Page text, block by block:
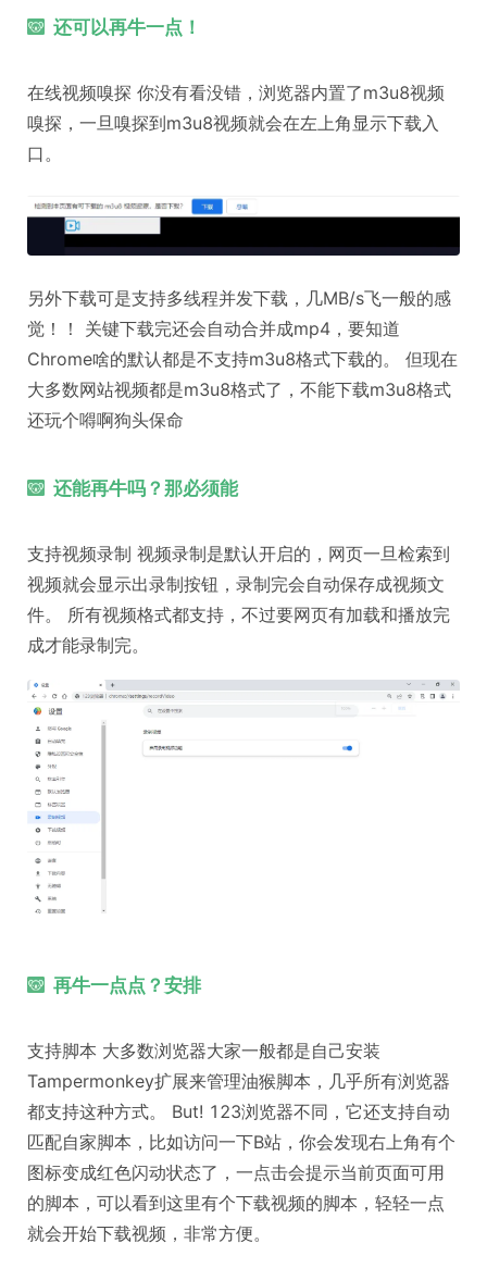
还可以再牛一点！
在线视频嗅探 你没有看没错，浏览器内置了m3u8视频
嗅探，一旦嗅探到m3u8视频就会在左上角显示下载入
口。
另外下载可是支持多线程并发下载，几MB/s飞一般的感
觉！！ 关键下载完还会自动合并成mp4，要知道
Chrome啥的默认都是不支持m3u8格式下载的。 但现在
大多数网站视频都是m3u8格式了，不能下载m3u8格式
还玩个嘚啊狗头保命
还能再牛吗？那必须能
支持视频录制 视频录制是默认开启的，网页一旦检索到
视频就会显示出录制按钮，录制完会自动保存成视频文
件。 所有视频格式都支持，不过要网页有加载和播放完
成才能录制完。
再牛一点点？安排
支持脚本 大多数浏览器大家一般都是自己安装
Tampermonkey扩展来管理油猴脚本，几乎所有浏览器
都支持这种方式。 But! 123浏览器不同，它还支持自动
匹配自家脚本，比如访问一下B站，你会发现右上角有个
图标变成红色闪动状态了，一点击会提示当前页面可用
的脚本，可以看到这里有个下载视频的脚本，轻轻一点
就会开始下载视频，非常方便。